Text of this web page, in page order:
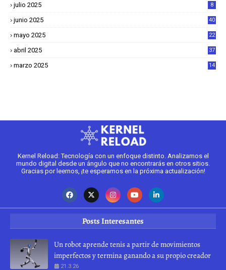
julio 2025 8
junio 2025 40
mayo 2025
22
abril 2025
37
marzo 2025
14
Kernel Reload: Tecnología con un enfoque distinto. Analizamos el
mundo digital desde un ángulo que no encontrarás en otros sitios.
Gracias por leernos, ¡te esperamos en la próxima actualización!
Posts Interesantes
Un robot aprende tenis a partir de movimientos
imperfectos y termina ganando a su propio creador
21.3.26